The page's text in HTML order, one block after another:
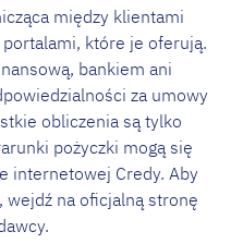
między klientami
które je oferują.
bankiem ani
za umowy
obliczenia są tylko
pożyczki mogą się
internetowej Credy. Aby
wejdź na oficjalną stronę